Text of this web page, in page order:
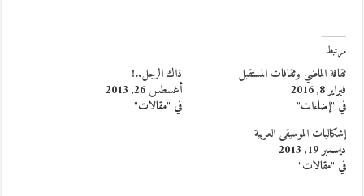
مرتبط
ثقافة الماضي وثقافات المستقبل
فبراير 8, 2016
في "إضاءات"
ذاك الرجل..!
أغسطس 26, 2013
في "مقالات"
إشكاليات الموسيقى العربية
ديسمبر 19, 2013
في "مقالات"